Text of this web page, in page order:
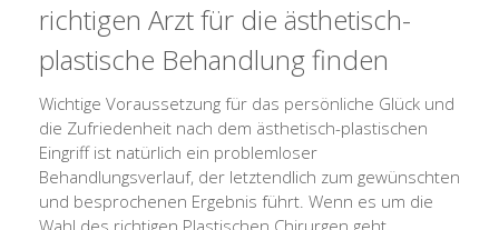
richtigen Arzt für die ästhetisch-
plastische Behandlung finden
Wichtige Voraussetzung für das persönliche Glück und
die Zufriedenheit nach dem ästhetisch-plastischen
Eingriff ist natürlich ein problemloser
Behandlungsverlauf, der letztendlich zum gewünschten
und besprochenen Ergebnis führt. Wenn es um die